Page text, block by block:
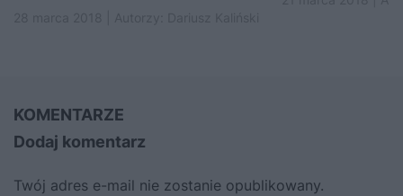
KOMENTARZE
Dodaj komentarz
Twój adres e-mail nie zostanie opublikowany.